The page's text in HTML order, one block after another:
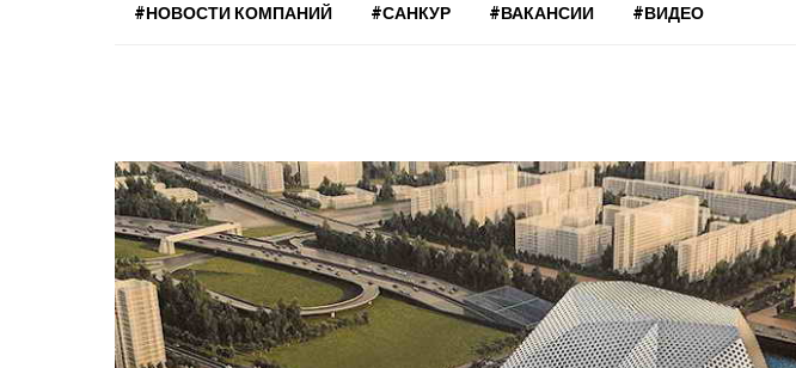
#НОВОСТИ КОМПАНИЙ #САНКУР #ВАКАНСИИ #ВИДЕО